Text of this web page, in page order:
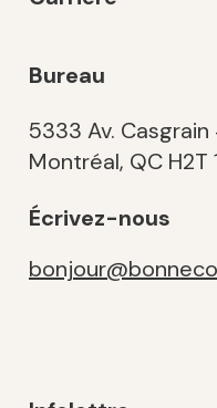
Bureau
5333 Av. Casgrain
Montréal, QC H2T
Écrivez-nous